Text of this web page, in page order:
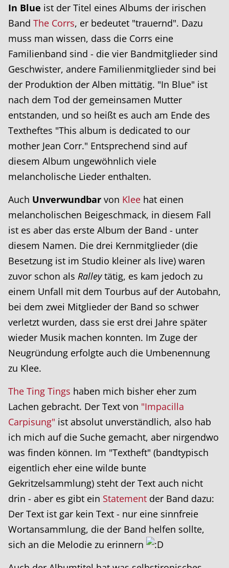
In Blue ist der Titel eines Albums der irischen
Band The Corrs, er bedeutet "trauernd". Dazu
muss man wissen, dass die Corrs eine
Familienband sind - die vier Bandmitglieder sind
Geschwister, andere Familienmitglieder sind bei
der Produktion der Alben mittätig. "In Blue" ist
nach dem Tod der gemeinsamen Mutter
entstanden, und so heißt es auch am Ende des
Textheftes "This album is dedicated to our
mother Jean Corr." Entsprechend sind auf
diesem Album ungewöhnlich viele
melancholische Lieder enthalten.
Auch Unverwundbar von Klee hat einen
melancholischen Beigeschmack, in diesem Fall
ist es aber das erste Album der Band - unter
diesem Namen. Die drei Kernmitglieder (die
Besetzung ist im Studio kleiner als live) waren
zuvor schon als Ralleytätig, es kam jedoch zu
einem Unfall mit dem Tourbus auf der Autobahn,
bei dem zwei Mitglieder der Band so schwer
verletzt wurden, dass sie erst drei Jahre später
wieder Musik machen konnten. Im Zuge der
Neugründung erfolgte auch die Umbenennung
zu Klee.
The Ting Tings haben mich bisher eher zum
Lachen gebracht. Der Text von "Impacilla
Carpisung" ist absolut unverständlich, also hab
ich mich auf die Suche gemacht, aber nirgendwo
was finden können. Im "Textheft" (bandtypisch
eigentlich eher eine wilde bunte
Gekritzelsammlung) steht der Text auch nicht
drin - aber es gibt ein Statement der Band dazu:
Der Text ist gar kein Text - nur eine sinnfreie
Wortansammlung, die der Band helfen sollte,
sich an die Melodie zu erinnern